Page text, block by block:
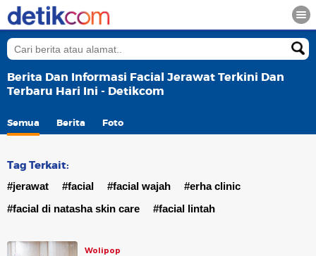
Berita Dan Informasi Facial Jerawat Terkini Dan
Terbaru Hari Ini - Detikcom
Semua Berita Foto
Tag Terkait:
#jerawat #facial #facial wajah
#erha clinic
#facial di natasha skin care
#facial lintah
Wolipop